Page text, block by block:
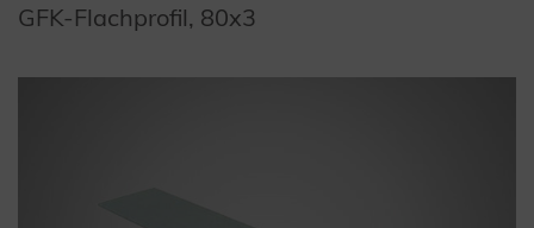
GFK-Flachprofil, 80x3